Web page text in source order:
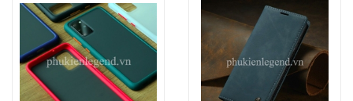
Plus
Galaxy S20 Plus